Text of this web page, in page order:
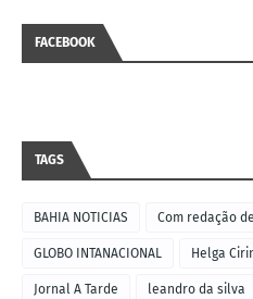
FACEBOOK
TAGS
BAHIA NOTICIAS Com redação
GLOBO INTANACIONAL Helga
Jornal A Tarde leandro da silva